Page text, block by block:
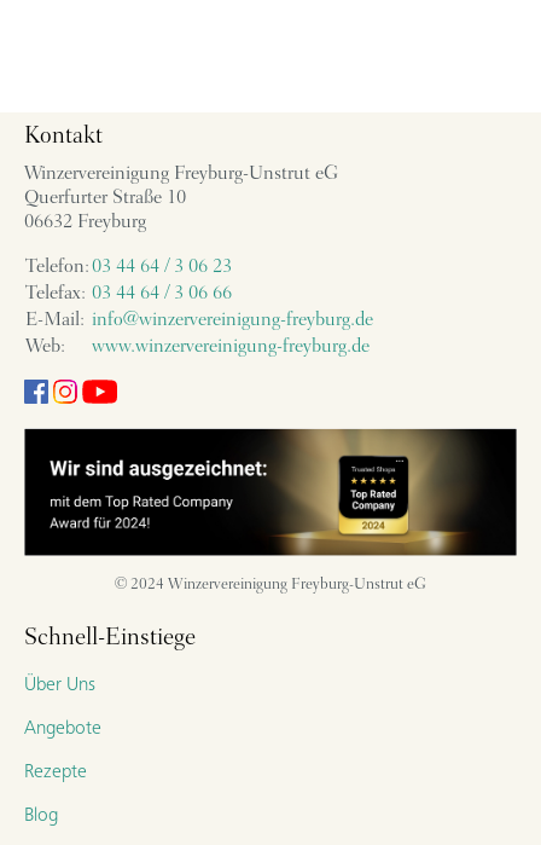
Kontakt
Winzervereinigung Freyburg-Unstrut eG
Querfurter Straße 10
06632 Freyburg
Telefon:03 44 64 / 3 06 23
Telefax: 03 44 64 / 3 06 66
E-Mail: info@winzervereinigung-freyburg.de
Web:
www.winzervereinigung-freyburg.de
© 2024 Winzervereinigung Freyburg-Unstrut eG
Schnell-Einstiege
Über Uns
Angebote
Rezepte
Blog